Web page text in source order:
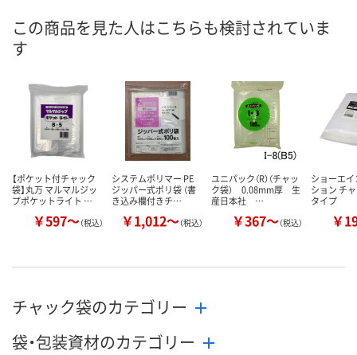
8月11日（火）
カゴへ カゴへ カ
この商品を見た人はこちらも検討されていま
す
【ポケット付チャック
袋】丸万 マルマルジッ
プポケットライト …
￥597～（税込）
システムポリマー PE
ジッパー式ポリ袋 （書
き込み欄付きチ…
￥1,012～（税込）
ユニパック（R）（チャッ
ク袋） 0.08mm厚 生
産日本社 …
￥367～（税込）
ショーエ
ション チ
タイプ
￥
チャック袋のカテゴリー
袋・包装資材のカテゴリー